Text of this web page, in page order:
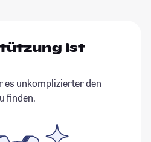
ist
es unkomplizierter den
finden.